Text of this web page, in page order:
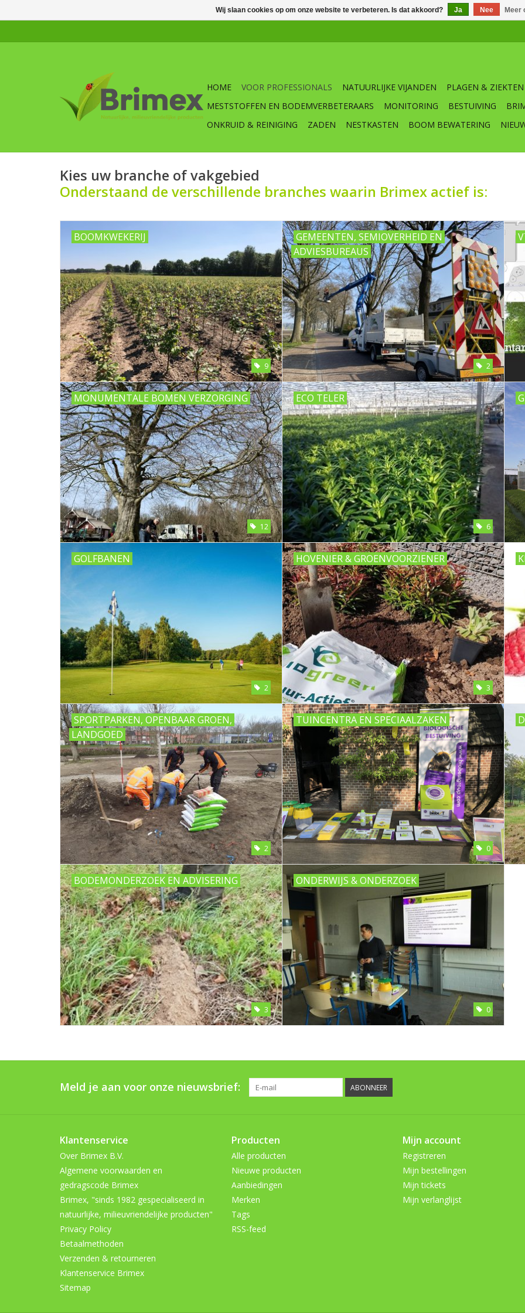
HOME VOOR PROFESSIONALS NATUURLIJKE VIJANDEN
PLAGEN & ZIEKTEN
MESTSTOFFEN EN BODEMVERBETERAARS
MONITORING BESTUIVING
ONKRUID & REINIGING
ZADEN NESTKASTEN BOOM BEWATERING
Kies uw branche of vakgebied
Onderstaand de verschillende branches waarin Brimex actief is:
BOOMKWEKERIJ
9
GEMEENTEN, SEMIOVERHEID EN
ADVIESBUREAUS
2
MONUMENTALE BOMEN VERZORGING
12
ECO TELER
6
GOLFBANEN
2
HOVENIER & GROENVOORZIENER
3
SPORTPARKEN, OPENBAAR GROEN,
LANDGOED
2
TUINCENTRA EN SPECIAALZAKEN
0
BODEMONDERZOEK EN ADVISERING
3
ONDERWIJS & ONDERZOEK
0
Meld je aan voor onze nieuwsbrief: ABONNEER
Klantenservice
Over Brimex B.V.
Algemene voorwaarden en
gedragscode Brimex
Brimex, "sinds 1982 gespecialiseerd in
natuurlijke, milieuvriendelijke producten"
Privacy Policy
Betaalmethoden
Verzenden & retourneren
Klantenservice Brimex
Sitemap
Producten
Alle producten
Nieuwe producten
Aanbiedingen
Merken
Tags
RSS-feed
Mijn account
Registreren
Mijn bestellingen
Mijn tickets
Mijn verlanglijst
Wij slaan cookies op om onze website te verbeteren. Is dat akkoord? Ja Nee Meer